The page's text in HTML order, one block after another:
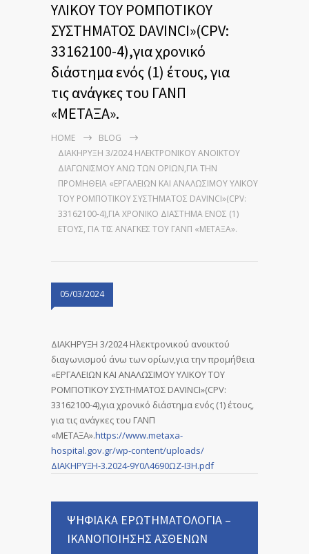
ΥΛΙΚΟΥ ΤΟΥ ΡΟΜΠΟΤΙΚΟΥ
ΣΥΣΤΗΜΑΤΟΣ DAVINCI»(CPV:
33162100-4),για χρονικό
διάστημα ενός (1) έτους, για
τις ανάγκες του ΓΑΝΠ
«ΜΕΤΑΞΑ».
HOME
BLOG
ΔΙΑΚΗΡΥΞΗ 3/2024 ΗΛΕΚΤΡΟΝΙΚΟΎ ΑΝΟΙΚΤΟΎ
ΔΙΑΓΩΝΙΣΜΟΎ ΆΝΩ ΤΩΝ ΟΡΊΩΝ,ΓΙΑ ΤΗΝ
ΠΡΟΜΉΘΕΙΑ «ΕΡΓΑΛΕΙΩΝ ΚΑΙ ΑΝΑΛΩΣΙΜΟΥ ΥΛΙΚΟΥ
ΤΟΥ ΡΟΜΠΟΤΙΚΟΥ ΣΥΣΤΗΜΑΤΟΣ DAVINCI»(CPV:
33162100-4),ΓΙΑ ΧΡΟΝΙΚΌ ΔΙΆΣΤΗΜΑ ΕΝΌΣ (1)
ΈΤΟΥΣ, ΓΙΑ ΤΙΣ ΑΝΆΓΚΕΣ ΤΟΥ ΓΑΝΠ «ΜΕΤΑΞΑ».
05/03/2024
ΔΙΑΚΗΡΥΞΗ 3/2024 Ηλεκτρονικού ανοικτού
διαγωνισμού άνω των ορίων,για την προμήθεια
«ΕΡΓΑΛΕΙΩΝ ΚΑΙ ΑΝΑΛΩΣΙΜΟΥ ΥΛΙΚΟΥ ΤΟΥ
ΡΟΜΠΟΤΙΚΟΥ ΣΥΣΤΗΜΑΤΟΣ DAVINCI»(CPV:
33162100-4),για χρονικό διάστημα ενός (1) έτους,
για τις ανάγκες του ΓΑΝΠ
«ΜΕΤΑΞΑ».https://www.metaxa-
hospital.gov.gr/wp-content/uploads/
ΔΙΑΚΗΡΥΞΗ-3.2024-9Υ0Λ4690ΩΖ-Ι3Η.pdf
ΨΗΦΙΑΚΑ ΕΡΩΤΗΜΑΤΟΛΟΓΙΑ –
ΙΚΑΝΟΠΟΙΗΣΗΣ ΑΣΘΕΝΩΝ